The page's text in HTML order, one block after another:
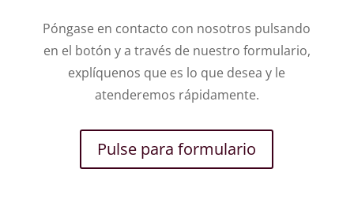
Póngase en contacto con nosotros pulsando
en el botón y a través de nuestro formulario,
explíquenos que es lo que desea y le
atenderemos rápidamente.
Pulse para formulario